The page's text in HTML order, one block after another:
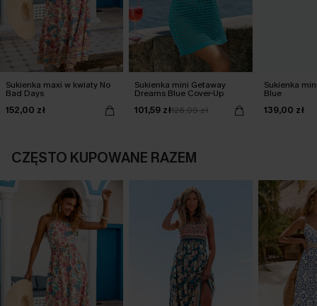
Sukienka maxi w kwiaty No
Bad Days
152,00 zł
Sukienka mini Getaway
Dreams Blue Cover-Up
101,59 zł126,99 zł
Sukienka
Blue
139,00 zł
CZĘSTO KUPOWANE RAZEM